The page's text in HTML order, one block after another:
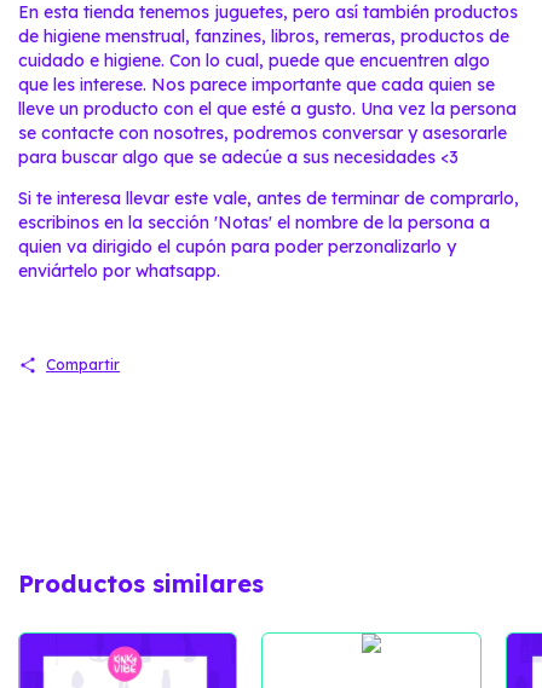
En esta tienda tenemos juguetes, pero así también productos
de higiene menstrual, fanzines, libros, remeras, productos de
cuidado e higiene. Con lo cual, puede que encuentren algo
que les interese. Nos parece importante que cada quien se
lleve un producto con el que esté a gusto. Una vez la persona
se contacte con nosotres, podremos conversar y asesorarle
para buscar algo que se adecúe a sus necesidades <3
Si te interesa llevar este vale, antes de terminar de comprarlo,
escribinos en la sección 'Notas' el nombre de la persona a
quien va dirigido el cupón para poder perzonalizarlo y
enviártelo por whatsapp.
Compartir
Productos similares